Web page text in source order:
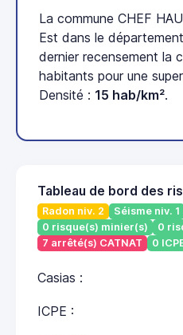
La commune CHEF
Est dans le
dernier recensement la
habitants pour une
Densité : 15 hab/km².
Tableau de bord des
Radon niv. 2 Séisme niv. 1
0 risque(s) minier(s)
0
7 arrêté(s) CATNAT
0
Casias :
ICPE :